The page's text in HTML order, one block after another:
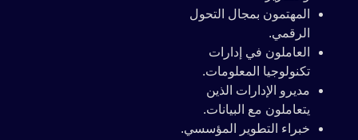
المهتمون بمجال التحول
الرقمي.
العاملون في إدارات
تكنولوجيا المعلومات.
مديرو الإدارات الذين
يتعاملون مع البيانات.
خبراء التطوير المؤسسي.